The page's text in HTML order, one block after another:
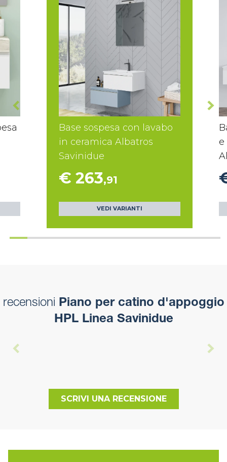
Base sospesa con lavabo
in ceramica Albatros
Savinidue
€ 263,91
VEDI VARIANTI
e
recensioni Piano per catino d'appoggio
HPL Linea Savinidue
SCRIVI UNA RECENSIONE